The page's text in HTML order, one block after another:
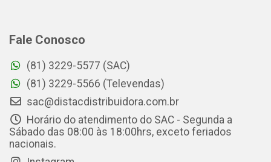
Fale Conosco
(81) 3229-5577 (SAC)
(81) 3229-5566 (Televendas)
sac@distacdistribuidora.com.br
Horário do atendimento do SAC - Segunda a
Sábado das 08:00 às 18:00hrs, exceto feriados
nacionais.